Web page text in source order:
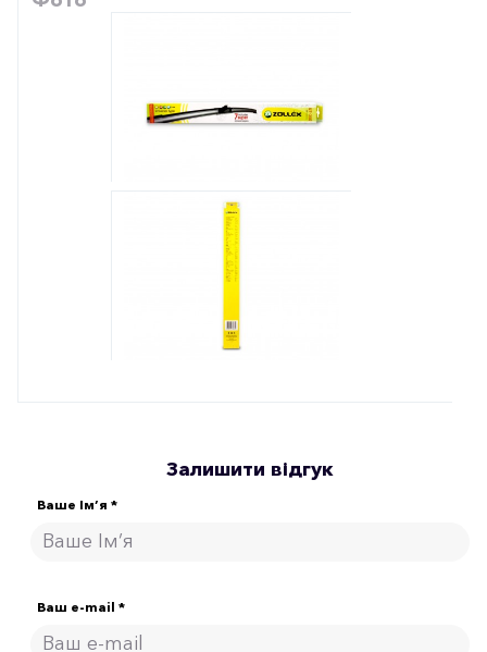
Залишити відгук
Ваше Ім’я *
Ваш e-mail *